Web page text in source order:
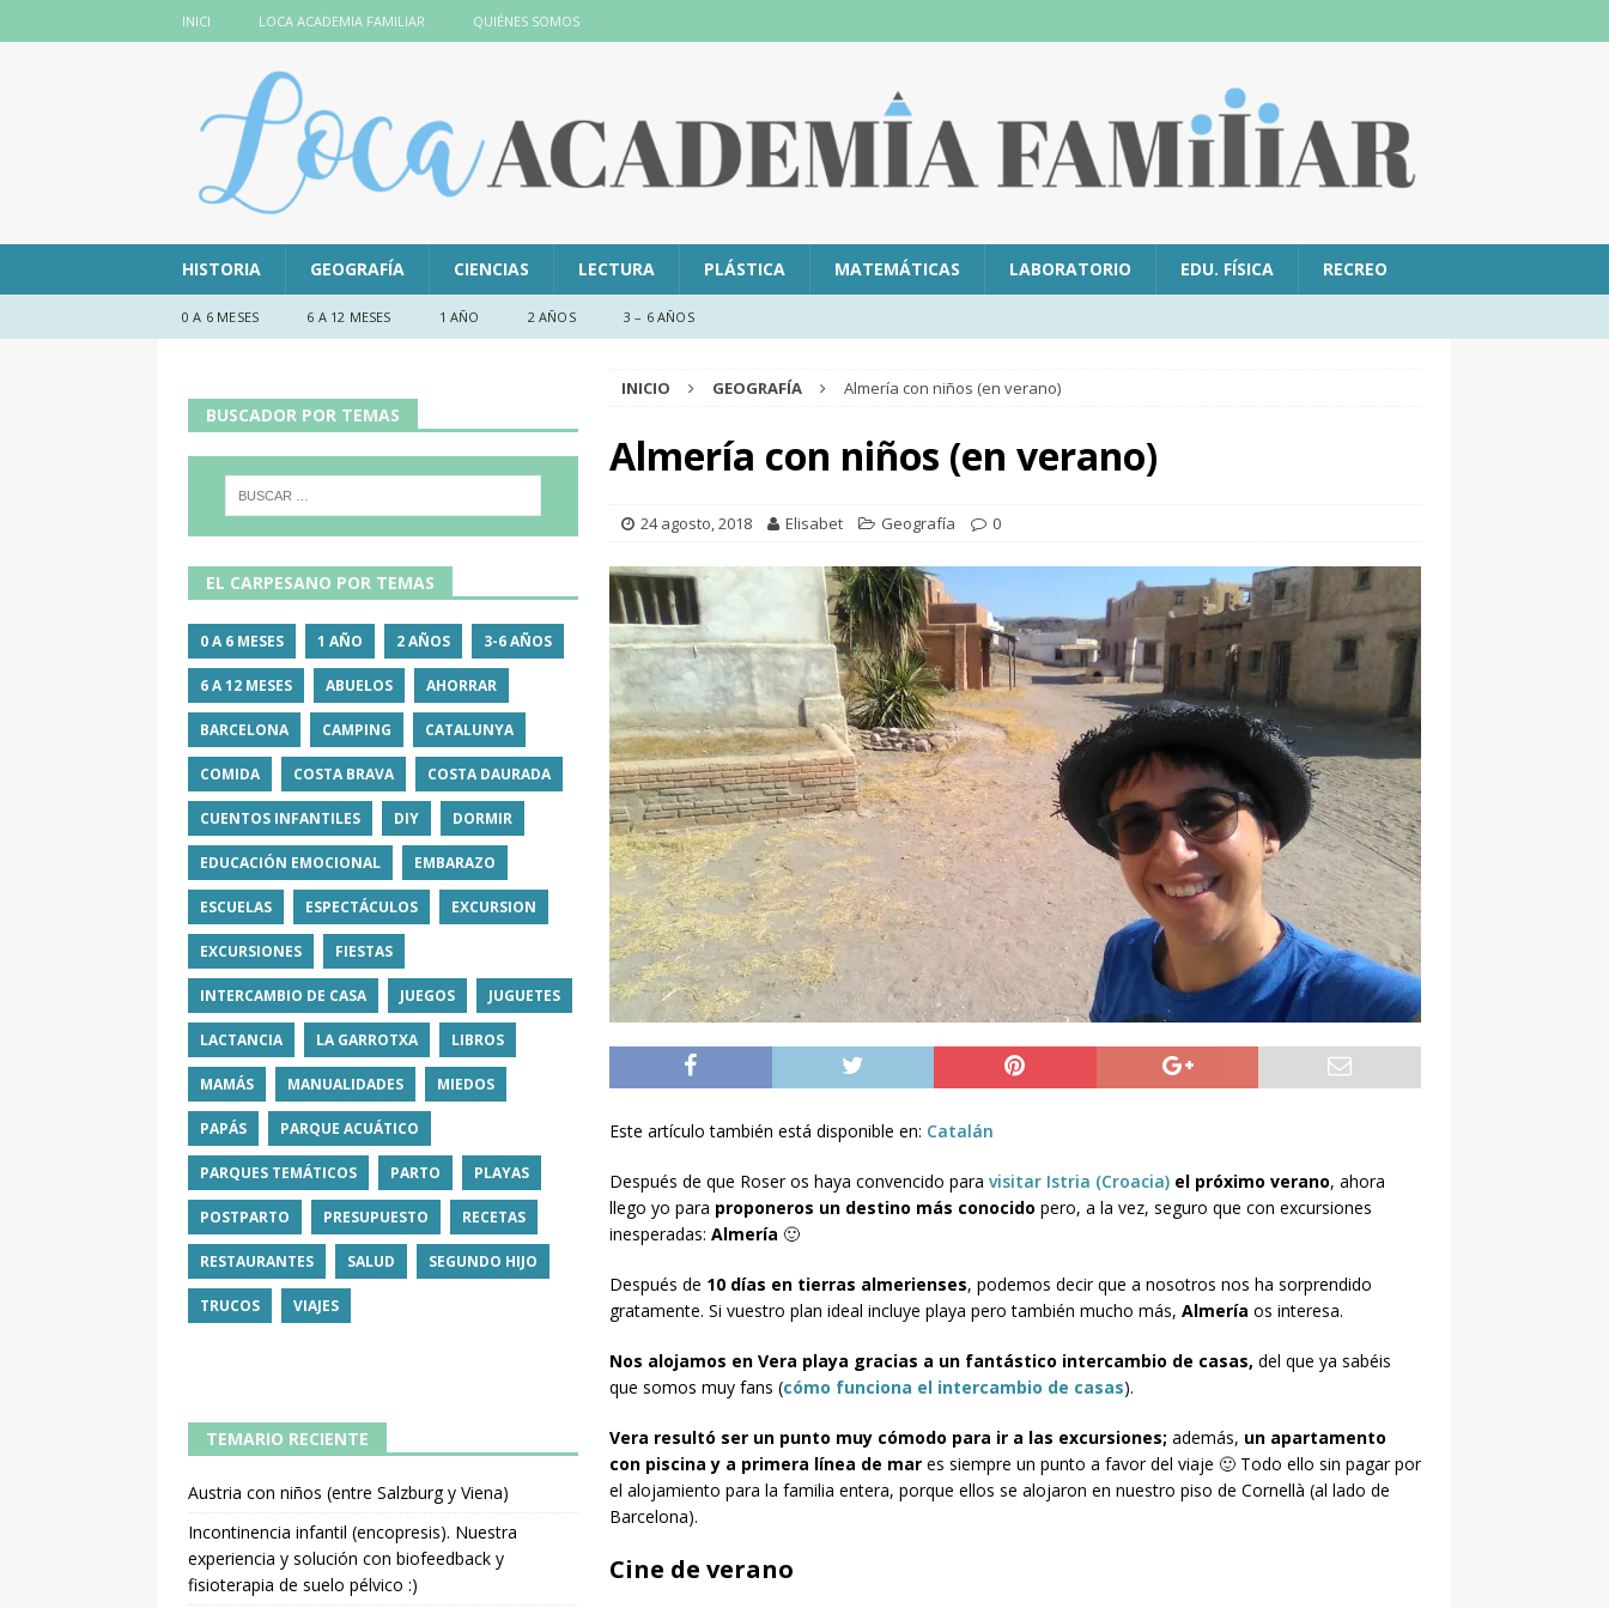
INICI LOCA ACADEMIA FAMILIAR QUIÉNES SOMOS
HISTORIA GEOGRAFÍA CIENCIAS LECTURA PLÁSTICA MATEMÁTICAS LABORATORIO EDU. FÍSICA RECREO
0 A 6 MESES 6 A 12 MESES 1 AÑO 2 AÑOS 3 – 6 AÑOS
INICIO GEOGRAFÍA Almería con niños (en verano)
Almería con niños (en verano)
24 agosto, 2018 Elisabet Geografía 0
Este artículo también está disponible en: Catalán
Después de que Roser os haya convencido para visitar Istria (Croacia)el próximo verano, ahora
llego yo para proponeros un destino más conocido pero, a la vez, seguro que con excursiones
inesperadas: Almería 🙂
Después de 10 días en tierras almerienses, podemos decir que a nosotros nos ha sorprendido
gratamente. Si vuestro plan ideal incluye playa pero también mucho más, Almería os interesa.
Nos alojamos en Vera playa gracias a un fantástico intercambio de casas, del que ya sabéis
que somos muy fans (cómo funciona el intercambio de casas).
Vera resultó ser un punto muy cómodo para ir a las excursiones; además, un apartamento
con piscina y a primera línea de mares siempre un punto a favor del viaje 🙂 Todo ello sin pagar por
el alojamiento para la familia entera, porque ellos se alojaron en nuestro piso de Cornellà (al lado de
Barcelona).
Cine de verano
BUSCADOR POR TEMAS
EL CARPESANO POR TEMAS
0 A 6 MESES 1 AÑO 2 AÑOS 3-6 AÑOS
6 A 12 MESES ABUELOS AHORRAR
BARCELONA CAMPING CATALUNYA
COMIDA COSTA BRAVA COSTA DAURADA
CUENTOS INFANTILES DIY DORMIR
EDUCACIÓN EMOCIONAL EMBARAZO
ESCUELAS ESPECTÁCULOS EXCURSION
EXCURSIONES FIESTAS
INTERCAMBIO DE CASA JUEGOS JUGUETES
LACTANCIA LA GARROTXA LIBROS
MAMÁS MANUALIDADES MIEDOS
PAPÁS PARQUE ACUÁTICO
PARQUES TEMÁTICOS PARTO PLAYAS
POSTPARTO PRESUPUESTO RECETAS
RESTAURANTES SALUD SEGUNDO HIJO
TRUCOS VIAJES
TEMARIO RECIENTE
Austria con niños (entre Salzburg y Viena)
Incontinencia infantil (encopresis). Nuestra
experiencia y solución con biofeedback y
fisioterapia de suelo pélvico :)